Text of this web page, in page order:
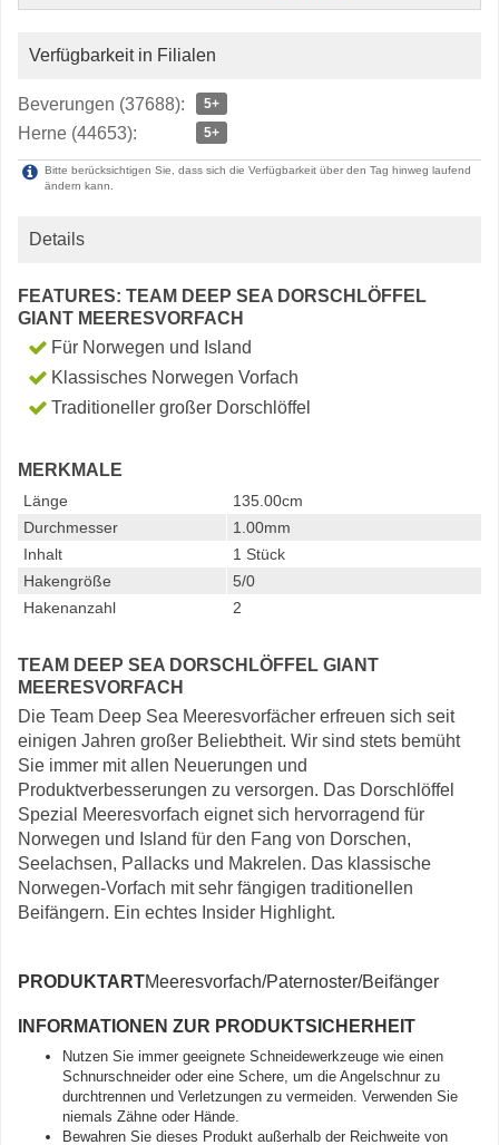
Verfügbarkeit in Filialen
Beverungen (37688): 5+
Herne (44653): 5+
Bitte berücksichtigen Sie, dass sich die Verfügbarkeit über den Tag hinweg laufend
ändern kann.
Details
FEATURES: TEAM DEEP SEA DORSCHLÖFFEL
GIANT MEERESVORFACH
Für Norwegen und Island
Klassisches Norwegen Vorfach
Traditioneller großer Dorschlöffel
MERKMALE
Länge
135.00cm
Durchmesser
1.00mm
Inhalt
1 Stück
Hakengröße
5/0
Hakenanzahl
2
TEAM DEEP SEA DORSCHLÖFFEL GIANT
MEERESVORFACH
Die Team Deep Sea Meeresvorfächer erfreuen sich seit
einigen Jahren großer Beliebtheit. Wir sind stets bemüht
Sie immer mit allen Neuerungen und
Produktverbesserungen zu versorgen. Das Dorschlöffel
Spezial Meeresvorfach eignet sich hervorragend für
Norwegen und Island für den Fang von Dorschen,
Seelachsen, Pallacks und Makrelen. Das klassische
Norwegen-Vorfach mit sehr fängigen traditionellen
Beifängern. Ein echtes Insider Highlight.
PRODUKTARTMeeresvorfach/Paternoster/Beifänger
INFORMATIONEN ZUR PRODUKTSICHERHEIT
Nutzen Sie immer geeignete Schneidewerkzeuge wie einen
Schnurschneider oder eine Schere, um die Angelschnur zu
durchtrennen und Verletzungen zu vermeiden. Verwenden Sie
niemals Zähne oder Hände.
Bewahren Sie dieses Produkt außerhalb der Reichweite von